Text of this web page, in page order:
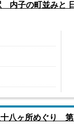
内子の町並みと
八ヶ所めぐり